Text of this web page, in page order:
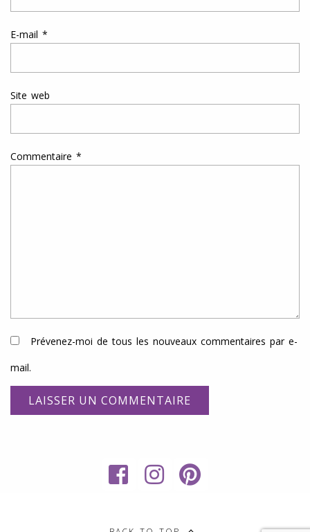
E-mail *
Site web
Commentaire *
Prévenez-moi de tous les nouveaux commentaires par e-
mail.
Sweet